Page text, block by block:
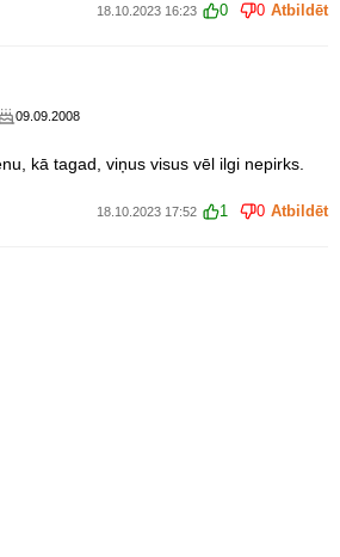
18.10.2023 16:23 0 0 Atbildēt
09.09.2008
kā tagad, viņus visus vēl ilgi nepirks.
18.10.2023 17:52 1 0 Atbildēt